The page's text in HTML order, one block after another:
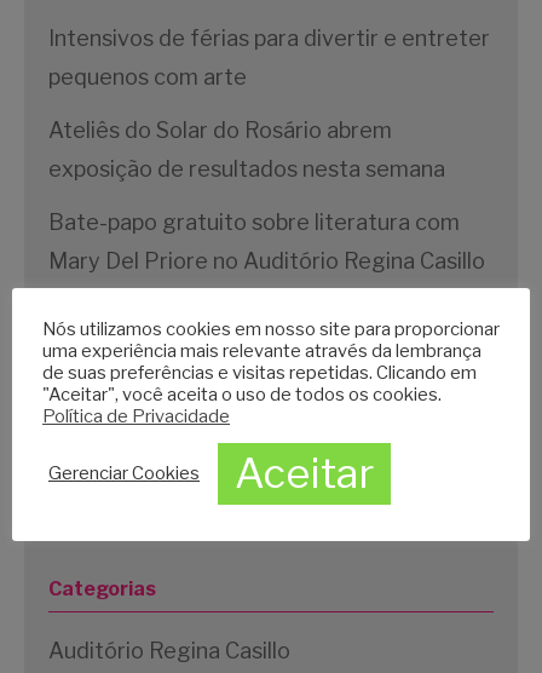
Intensivos de férias para divertir e entreter
pequenos com arte
Ateliês do Solar do Rosário abrem
exposição de resultados nesta semana
Bate-papo gratuito sobre literatura com
Mary Del Priore no Auditório Regina Casillo
encontram nesse espetáculo no projeto
“Música no auditório Regina Casillo com a
Orquestra Ladies Ensemble” realizado pelo
Ministério da Cultura e Solar do Rosário -
Categorias
Auditório Regina Casillo
Nós utilizamos cookies em nosso site para proporcionar
uma experiência mais relevante através da lembrança
de suas preferências e visitas repetidas. Clicando em
"Aceitar", você aceita o uso de todos os cookies.
Política de Privacidade
Gerenciar Cookies Aceitar